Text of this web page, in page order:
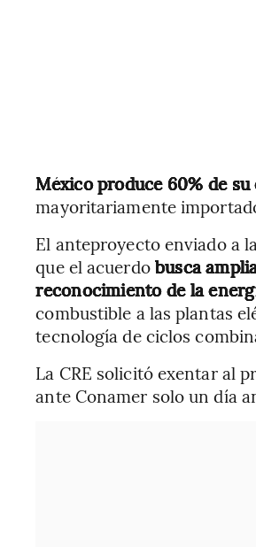
México produce 60% de
mayoritariamente
El anteproyecto enviado a
que el acuerdobusca
reconocimiento de la
combustible a las plantas
tecnología de ciclos
La CRE solicitó exentar al
ante Conamer solo un día